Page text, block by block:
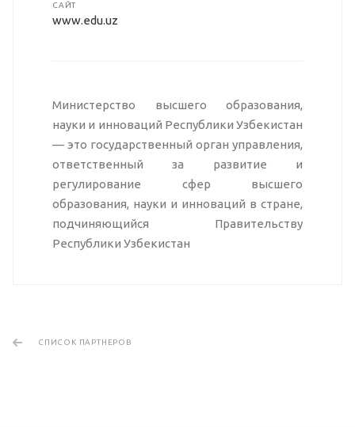
САЙТ
www.edu.uz
Министерство высшего образования,
науки и инноваций Республики Узбекистан
— это государственный орган управления,
ответственный за развитие и
регулирование сфер высшего
образования, науки и инноваций в стране,
подчиняющийся Правительству
Республики Узбекистан
СПИСОК ПАРТНЕРОВ